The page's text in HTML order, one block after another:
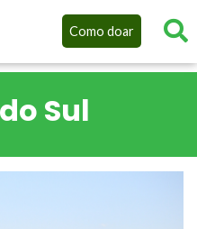
Como doar
Sul